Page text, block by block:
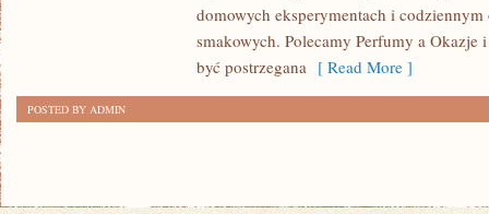
domowych eksperymentach i
smakowych. Polecamy Perfumy a Okazje
być postrzegana [ Read More ]
POSTED BY ADMIN